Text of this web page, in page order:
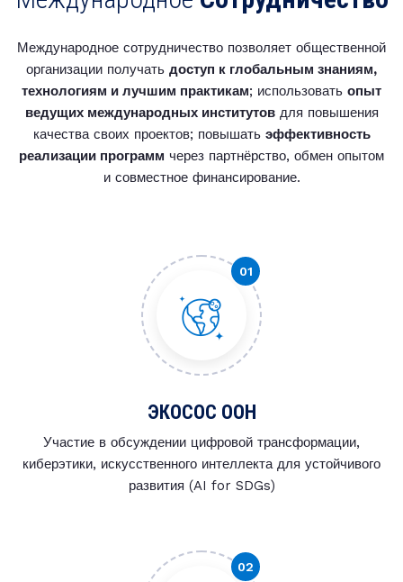
Международное сотрудничество позволяет общественной
организации получать доступ к глобальным знаниям,
технологиям и лучшим практикам; использовать опыт
ведущих международных институтовдля повышения
качества своих проектов; повышать эффективность
реализации программ через партнёрство, обмен опытом
и совместное финансирование.
ЭКОСОС ООН
Участие в обсуждении цифровой трансформации,
киберэтики, искусственного интеллекта для устойчивого
развития (AI for SDGs)